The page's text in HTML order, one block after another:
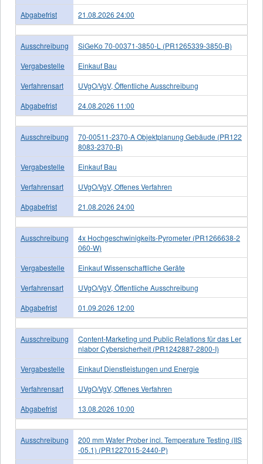
Abgabefrist
21.08.2026 24:00
Ausschreibung
SiGeKo 70-00371-3850-L (PR1265339-3850-B)
Vergabestelle
Einkauf Bau
Verfahrensart
UVgO/VgV, Öffentliche Ausschreibung
Abgabefrist
24.08.2026 11:00
Ausschreibung
70-00511-2370-A Objektplanung Gebäude (PR122
8083-2370-B)
Vergabestelle
Einkauf Bau
Verfahrensart
UVgO/VgV, Offenes Verfahren
Abgabefrist
21.08.2026 24:00
Ausschreibung
4x Hochgeschwinigkeits-Pyrometer (PR1266638-2
060-W)
Vergabestelle
Einkauf Wissenschaftliche Geräte
Verfahrensart
UVgO/VgV, Öffentliche Ausschreibung
Abgabefrist
01.09.2026 12:00
Ausschreibung
Content-Marketing und Public Relations für das Ler
nlabor Cybersicherheit (PR1242887-2800-I)
Vergabestelle
Einkauf Dienstleistungen und Energie
Verfahrensart
UVgO/VgV, Offenes Verfahren
Abgabefrist
13.08.2026 10:00
Ausschreibung
200 mm Wafer Prober incl. Temperature Testing (IIS
-05.1) (PR1227015-2440-P)